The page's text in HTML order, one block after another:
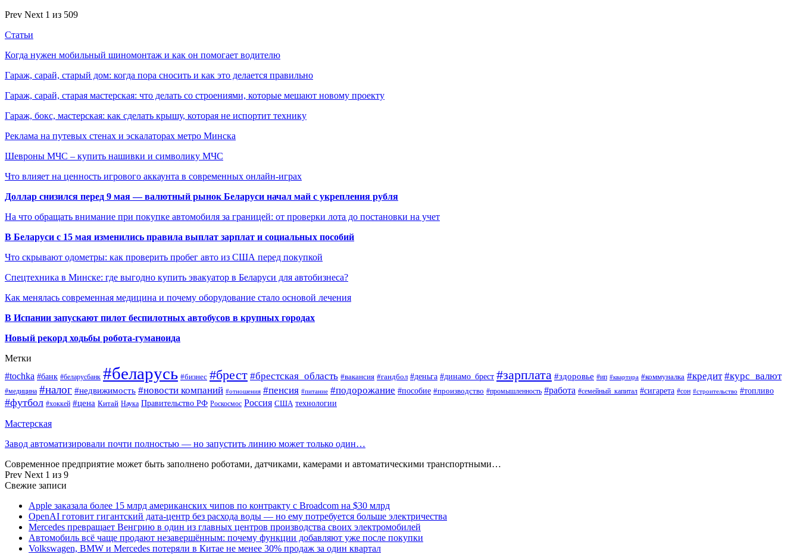
Prev Next 1 из 509
Статьи
Когда нужен мобильный шиномонтаж и как он помогает водителю
Гараж, сарай, старый дом: когда пора сносить и как это делается правильно
Гараж, сарай, старая мастерская: что делать со строениями, которые мешают новому проекту
Гараж, бокс, мастерская: как сделать крышу, которая не испортит технику
Реклама на путевых стенах и эскалаторах метро Минска
Шевроны МЧС – купить нашивки и символику МЧС
Что влияет на ценность игрового аккаунта в современных онлайн-играх
Доллар снизился перед 9 мая — валютный рынок Беларуси начал май с укрепления рубля
На что обращать внимание при покупке автомобиля за границей: от проверки лота до постановки на учет
В Беларуси с 15 мая изменились правила выплат зарплат и социальных пособий
Что скрывают одометры: как проверить пробег авто из США перед покупкой
Спецтехника в Минске: где выгодно купить эвакуатор в Беларуси для автобизнеса?
Как менялась современная медицина и почему оборудование стало основой лечения
В Испании запускают пилот беспилотных автобусов в крупных городах
Новый рекорд ходьбы робота-гуманоида
Метки
#tochka #банк #беларусбанк #беларусь #бизнес #брест #брестская_область #вакансия #гандбол #деньга #динамо_брест #зарплата #здоровье #ип #квартира #коммуналка #кредит #курс_валют
#медицина #налог #недвижимость #новости компаний #отношения #пенсия #питание #подорожание #пособие #производство #промышленность #работа #семейный_капитал #сигарета #сон #строительство #топливо
#футбол #хоккей #цена Китай Наука Правительство РФ Роскосмос Россия США технологии
Мастерская
Завод автоматизировали почти полностью — но запустить линию может только один…
Современное предприятие может быть заполнено роботами, датчиками, камерами и автоматическими транспортными…
Prev Next 1 из 9
Свежие записи
Apple заказала более 15 млрд американских чипов по контракту с Broadcom на $30 млрд
OpenAI готовит гигантский дата-центр без расхода воды — но ему потребуется больше электричества
Mercedes превращает Венгрию в один из главных центров производства своих электромобилей
Автомобиль всё чаще продают незавершённым: почему функции добавляют уже после покупки
Volkswagen, BMW и Mercedes потеряли в Китае не менее 30% продаж за один квартал